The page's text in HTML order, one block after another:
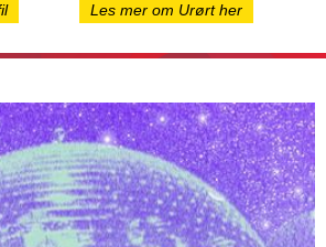
Les mer om Urørt her